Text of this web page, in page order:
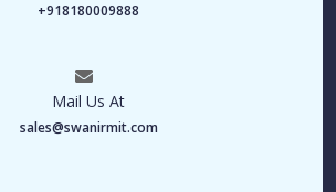
+918180009888
Mail Us At
sales@swanirmit.com